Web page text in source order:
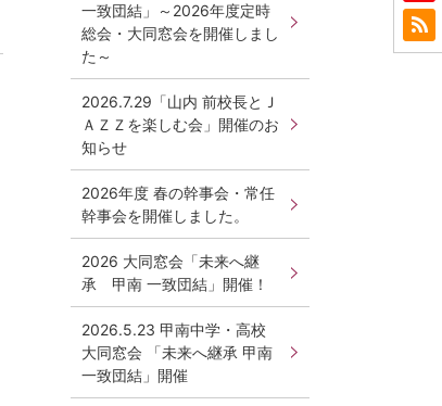
一致団結」～2026年度定時
総会・大同窓会を開催しまし
た～
2026.7.29「山内 前校長とＪ
ＡＺＺを楽しむ会」開催のお
知らせ
2026年度 春の幹事会・常任
幹事会を開催しました。
2026 大同窓会「未来へ継
承 甲南 一致団結」開催！
2026.5.23 甲南中学・高校
大同窓会 「未来へ継承 甲南
一致団結」開催